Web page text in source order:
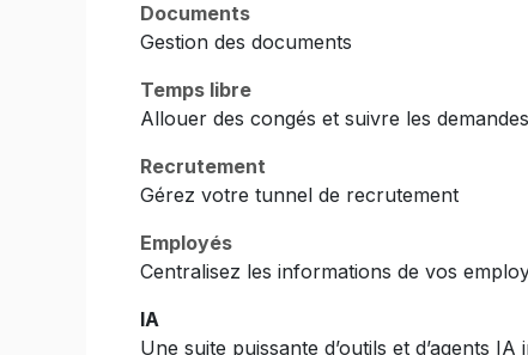
Documents
Gestion des documents
Temps libre
Allouer des congés et suivre les
Recrutement
Gérez votre tunnel de recrutement
Employés
Centralisez les informations de vos
IA
Une suite puissante d’outils et d’agents